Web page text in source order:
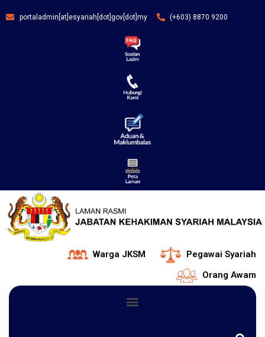
portaladmin[at]esyariah[dot]gov[dot]my (+603) 8870 9200
Warga JKSM
Pegawai Syariah
Orang Awam